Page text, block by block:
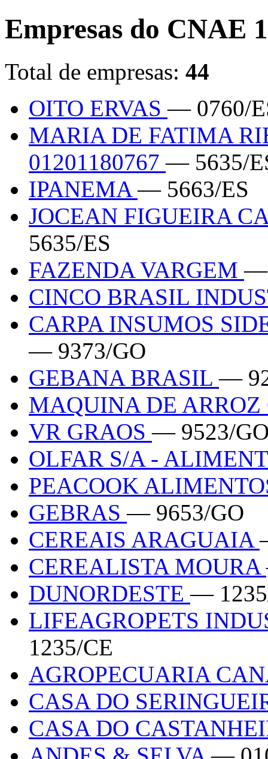
Empresas do CNAE
Total de empresas: 44
OITO ERVAS— 0760/
MARIA DE FATIMA
01201180767— 5635/
IPANEMA— 5663/ES
JOCEAN FIGUEIRA
5635/ES
FAZENDA VARGEM—
CINCO BRASIL
CARPA INSUMOS
— 9373/GO
GEBANA BRASIL—
MAQUINA DE
VR GRAOS— 9523/
OLFAR S/A -
PEACOOK
GEBRAS— 9653/GO
CEREAIS ARAGUAIA
CEREALISTA MOURA
DUNORDESTE—
LIFEAGROPETS
1235/CE
AGROPECUARIA
CASA DO
CASA DO